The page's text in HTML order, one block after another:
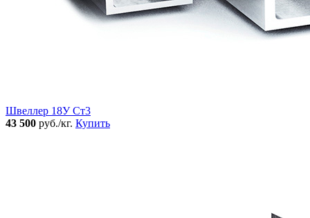
Швеллер 18У Ст3
43 500 руб./кг. Купить